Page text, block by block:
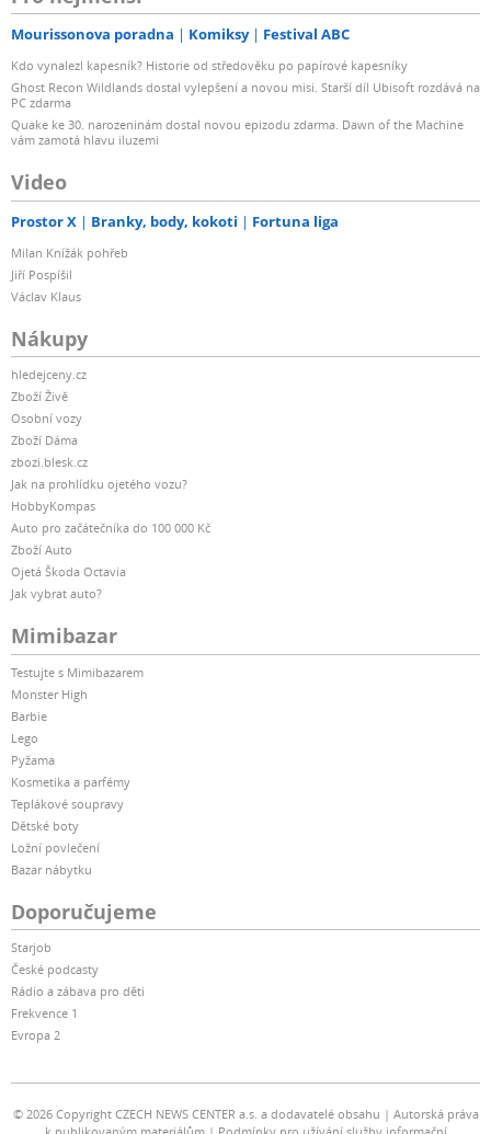
Mourissonova poradna Komiksy Festival ABC
Kdo vynalezl kapesník? Historie od středověku po papírové kapesníky
Ghost Recon Wildlands dostal vylepšení a novou misi. Starší díl Ubisoft rozdává na
PC zdarma
Quake ke 30. narozeninám dostal novou epizodu zdarma. Dawn of the Machine
vám zamotá hlavu iluzemi
Video
Prostor X Branky, body, kokoti Fortuna liga
Milan Knížák pohřeb
Jiří Pospíšil
Václav Klaus
Nákupy
hledejceny.cz
Zboží Živě
Osobní vozy
Zboží Dáma
zbozi.blesk.cz
Jak na prohlídku ojetého vozu?
HobbyKompas
Auto pro začátečníka do 100 000 Kč
Zboží Auto
Ojetá Škoda Octavia
Jak vybrat auto?
Mimibazar
Testujte s Mimibazarem
Monster High
Barbie
Lego
Pyžama
Kosmetika a parfémy
Teplákové soupravy
Dětské boty
Ložní povlečení
Bazar nábytku
Doporučujeme
Starjob
České podcasty
Rádio a zábava pro děti
Frekvence 1
Evropa 2
© 2026 Copyright CZECH NEWS CENTER a.s. a dodavatelé obsahu
Autorská práva